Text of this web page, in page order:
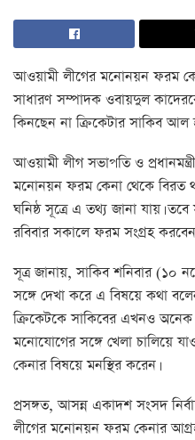
আওয়ামী লীগের মনোনয়ন ফরম
সাধারণ সম্পাদক ওবায়দুল
কিনছেন না ক্রিকেটার সাকিব আল
আওয়ামী লীগ সভাপতি ও
মনোনয়ন ফরম কেনা থেকে বিরত
ঘনিষ্ঠ সূত্রে এ তথ্য জানা যায়। তবে
রবিবার সকালে ফরম সংগ্রহ করবেন।
সূত্র জানায়, সাকিব শনিবার (১০
সঙ্গে দেখা করে এ বিষয়ে কথা
ক্রিকেটকে সাকিবের এখনও
মনোযোগের সঙ্গে খেলা চালিয়ে
কেনার বিষয়ে মনস্থির করেন।
প্রসঙ্গত, আসন্ন একাদশ সংসদ
লীগের মনোনয়ন ফরম কেনার